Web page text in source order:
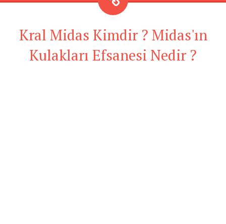
Kral Midas Kimdir ? Midas'ın
Kulakları Efsanesi Nedir ?